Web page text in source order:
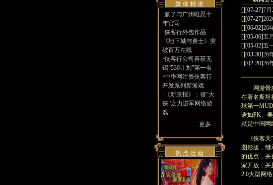
媒 体 报 道
·赢了与广州唯思十
年官司
·侠客行外包作品
《地下城与勇士》突
破百万在线
·侠客行公司喜获无
锡“530计划”第一名
·中华网注资侠客行
开发系列新游戏
· 《新京报》：借“大
侠”之力进军网络游
戏
更多...
热 点 活 动
[][07-27]7
[][07-27]
[][06-02]26
[][05-06]五
[][05-02]五
[][03-30]26
[][02-20]26
网游骨灰
在著名斯坦
球第一
语如PK、
就是中国网
《侠客天
图形版，
的优点，并
家开放，并
2.0大型网络